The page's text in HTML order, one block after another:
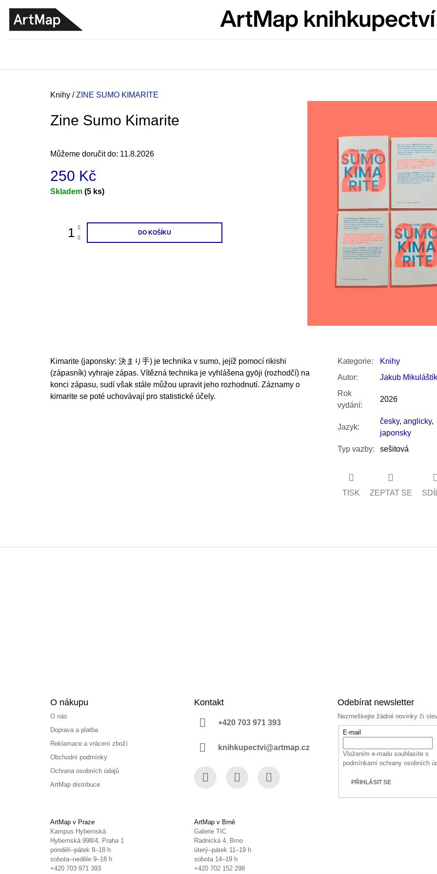
Domů
Knihy / ZINE SUMO KIMARITE
Zine Sumo Kimarite
Můžeme doručit do: 11.8.2026
250 Kč
Měrná
Skladem (5 ks)
DO KOŠÍKU
Kimarite (japonsky: 決まり手) je technika v sumo, jejíž pomocí rikishi
(zápasník) vyhraje zápas. Vítězná technika je vyhlášena gyōji (rozhodčí) na
konci zápasu, sudí však stále můžou upravit jeho rozhodnutí. Záznamy o
kimarite se poté uchovávají pro statistické účely.
Kategorie:
Knihy
Autor:
Jakub Mikuláštík
Rok
vydání:
2026
Jazyk:
česky, anglicky,
japonsky
Typ vazby: sešitová
TISK ZEPTAT SE
ZPĚT
DO
OBCHODU
ZPĚT
DO
OBCHODU
200 Kč
VÝVAR
NEJEN
300 Kč
Původně: 350
O nákupu
O nás
Doprava a platba
Reklamace a vrácení zboží
Obchodní podmínky
Ochrana osobních údajů
ArtMap distribuce
Kontakt
+420 703 971 393
knihkupectvi@artmap.cz
Odebírat newsletter
Nezmeškejte žádné novinky či
E-mail
Vložením e-mailu souhlasíte s
podmínkami ochrany osobních
PŘIHLÁSIT SE
ArtMap v Praze
Kampus Hybernská
Hybernská 998/4, Praha 1
pondělí–pátek 8–18 h
sobota–neděle 9–18 h
+420 703 971 393
ArtMap v Brně
Galerie TIC
Radnická 4, Brno
úterý–pátek 11–19 h
sobota 14–19 h
+420 702 152 298